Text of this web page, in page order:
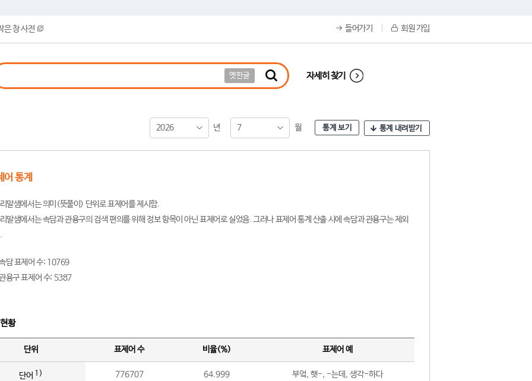
은 창 사전 들어가기 회원 가입
옛한글 자세히 찾기
2026 년 7 월 통계 보기 통계 내려받기
어 통계
말샘에서는 의미(뜻풀이) 단위로 표제어를 제시함.
말샘에서는 속담과 관용구의 검색 편의를 위해 정보 항목이 아닌 표제어로 실었음. 그러나 표제어 통계 산출 시에 속담과 관용구는 제외
담 표제어 수: 10769
용구 표제어 수: 5387
황
단위 표제어 수 비율(%) 표제어 예
단어 1) 776707 64.999 부엌, 햇-, -는데, 생각-하다